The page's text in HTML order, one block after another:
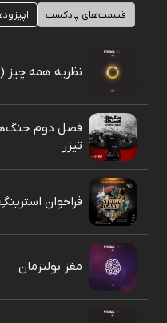
قسمت‌های پادکست
نظریه همه
فصل دوم
تیزر
فراخوان
مغز بولتزمان